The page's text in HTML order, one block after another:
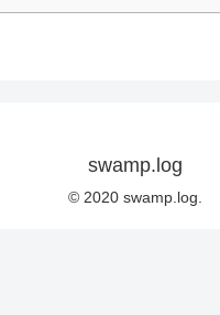
swamp.log
© 2020 swamp.log.